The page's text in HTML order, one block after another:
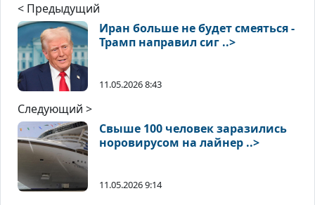
< Предыдущий
Иран больше не будет смеяться -
Трамп направил сиг ..>
11.05.2026 8:43
Следующий >
Свыше 100 человек заразились
норовирусом на лайнер ..>
11.05.2026 9:14